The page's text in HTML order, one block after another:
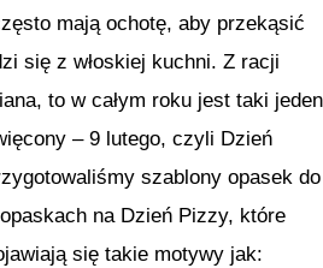
mają ochotę, aby przekąsić
się z włoskiej kuchni. Z racji
to w całym roku jest taki jeden
– 9 lutego, czyli Dzień
szablony opasek do
na Dzień Pizzy, które
się takie motywy jak: